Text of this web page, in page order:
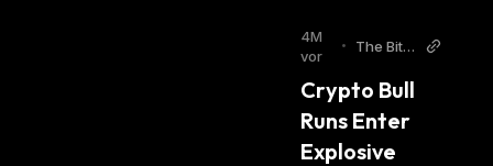
I
S
H
4M
vor
•
The Bit J
Crypto Bull
Runs Enter
Explosive